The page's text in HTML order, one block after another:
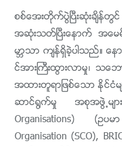
စစ္ေအးတိုက္ပြဲၿပီးဆုံးခ်ိန္တြ
အဆုံးသတ္ၿပီးေနာက္ အေ
မာၻသာ က်န္ရွိခဲ့ပါသည္။ ေ
င္အားႀကီးထြားလာမႈ၊ သ
အထားတူရာျဖစ္ေသာ ႏိုင္ငံမ်ား
ဆာင္႐ြက္မႈ အစုအဖြဲ႕မ်
Organisations) (ဥပ
Organisation (SCO),